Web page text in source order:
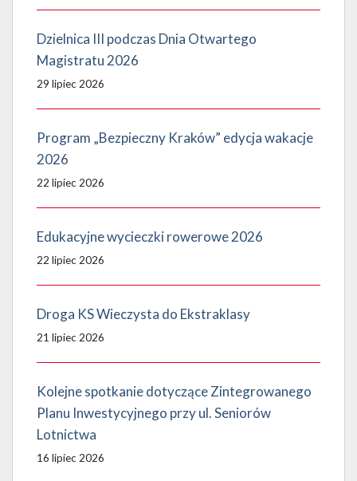
Dzielnica III podczas Dnia Otwartego
Magistratu 2026
29 lipiec 2026
Program „Bezpieczny Kraków” edycja wakacje
2026
22 lipiec 2026
Edukacyjne wycieczki rowerowe 2026
22 lipiec 2026
Droga KS Wieczysta do Ekstraklasy
21 lipiec 2026
Kolejne spotkanie dotyczące Zintegrowanego
Planu Inwestycyjnego przy ul. Seniorów
Lotnictwa
16 lipiec 2026